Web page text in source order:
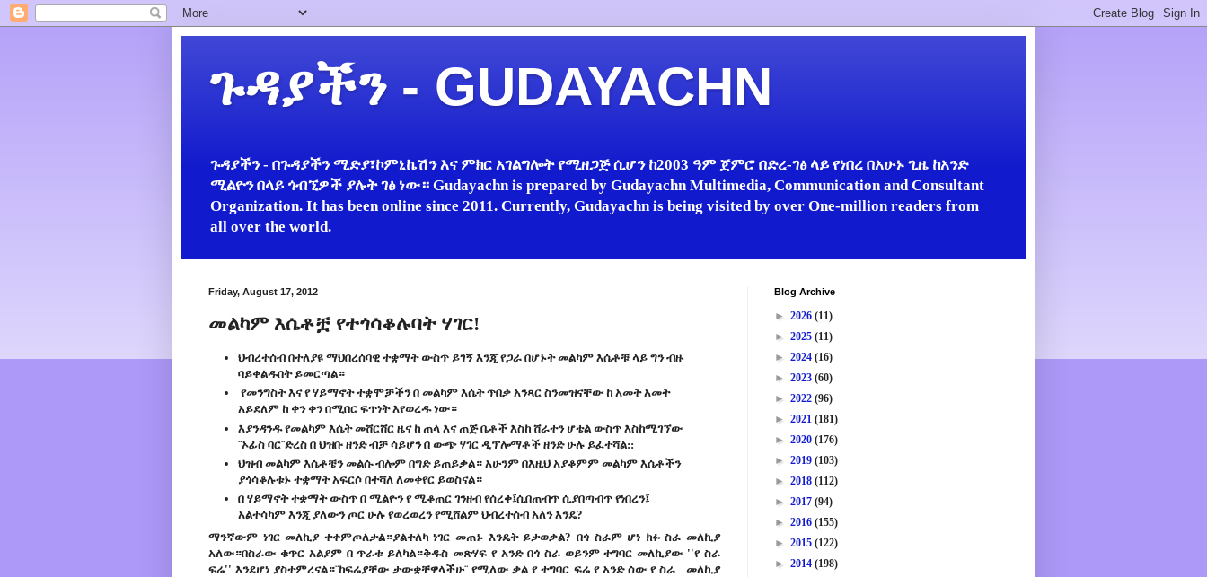
ጉዳያችን - GUDAYACHN
ጉዳያችን - በጉዳያችን ሚድያ፣ኮምኒኬሽን እና ምክር አገልግሎት የሚዘጋጅ ሲሆን ከ2003 ዓም ጀምሮ በድረ-ገፅ ላይ የነበረ በአሁኑ ጊዜ ከአንድ
ሚልዮን በላይ ጎብኚዎች ያሉት ገፅ ነው። Gudayachn is prepared by Gudayachn Multimedia, Communication and Consultant
Organization. It has been online since 2011. Currently, Gudayachn is being visited by over One-million readers from
all over the world.
Friday, August 17, 2012
መልካም እሴቶቿ የተጎሳቆሉባት ሃገር!
ህብረተሰብ በተለያዩ ማህበረሰባዊ ተቋማት ውስጥ ይገኝ እንጂ የጋራ በሆኑት መልካም እሴቶቹ ላይ ግን ብዙ
ባይቀልዱበት ይመርጣል።
የመንግስት እና የ ሃይማኖት ተቋሞቻችን በ መልካም እሴት ጥበቃ አንጻር ስንመዝናቸው ከ አመት አመት
አይደለም ከ ቀን ቀን በሚበር ፍጥነት እየወረዱ ነው።
እያንዳንዱ የመልካም እሴት መሸርሸር ዜና ከ ጠላ እና ጠጅ ቤቶች እስከ ሸራተን ሆቴል ውስጥ እስከሚገኘው
¨ኦፊስ ባር¨ድረስ በ ህዝቡ ዘንድ ብቻ ሳይሆን በ ውጭ ሃገር ዲፕሎማቶች ዘንድ ሁሉ ይፈተሻል::
ህዝብ መልካም እሴቶቼን መልሱ ብሎም በግድ ይጠይቃል። አሁንም በእዚህ አያቆምም መልካም እሴቶችን
ያጎሳቆሉቱኑ ተቋማት አፍርሶ በተሻለ ለመቀየር ይወስናል።
በ ሃይማኖት ተቋማት ውስጥ በ ሚልዮን የ ሚቆጠር ገንዘብ የሰረቀ፤ሲበጠብጥ ሲያበጣብጥ የነበረን፤
አልተሳካም እንጂ ያለውን ጦር ሁሉ የወረወረን የሚሸልም ህብረተሰብ አለን እንዴ?
ማንኛውም ነገር መለኪያ ተቀምጦለታል።ያልተለካ ነገር መጠኑ እንዴት ይታወቃል? በጎ ስራም ሆነ ክፉ ስራ መለኪያ
አለው።በስራው ቁጥር አልያም በ ጥራቱ ይለካል።ቅዱስ መጽሃፍ የ አንድ በጎ ስራ ወይንም ተግባር መለኪያው ''የ ስራ
ፍሬ'' እንደሆነ ያስተምረናል።¨ከፍሬያቸው ታውቋቸዋላችሁ¨ የሚለው ቃል የ ተግባር ፍሬ የ አንድ ሰው የ ስራ መለኪያ
Blog Archive
► 2026 (11)
► 2025 (11)
► 2024 (16)
► 2023 (60)
► 2022 (96)
► 2021 (181)
► 2020 (176)
► 2019 (103)
► 2018 (112)
► 2017 (94)
► 2016 (155)
► 2015 (122)
► 2014 (198)